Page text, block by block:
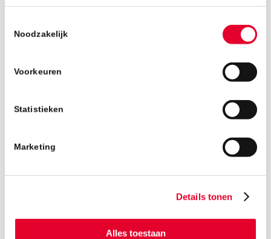
Noodzakelijk
Voorkeuren
Statistieken
Marketing
Details tonen
Alles toestaan